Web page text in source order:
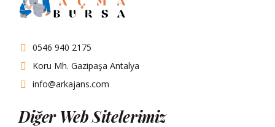
0546 940 2175
Koru Mh. Gazipaşa Antalya
info@arkajans.com
Diğer Web Sitelerimiz